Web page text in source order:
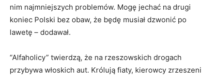
nim najmniejszych problemów. Mogę jechać na drugi
koniec Polski bez obaw, że będę musiał dzwonić po
lawetę – dodawał.
“Alfaholicy” twierdzą, że na rzeszowskich drogach
przybywa włoskich aut. Królują fiaty, kierowcy zrzeszeni